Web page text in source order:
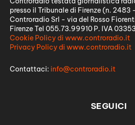
presso il Tribunale di Firenze (n.
Controradio Srl - via del Rosso
Firenze Tel 055.73.99910 P. IVA
Cookie Policy di www.controradio.it
Privacy Policy di www.controradio.it
Contattaci: info@controradio.it
SEGUICI